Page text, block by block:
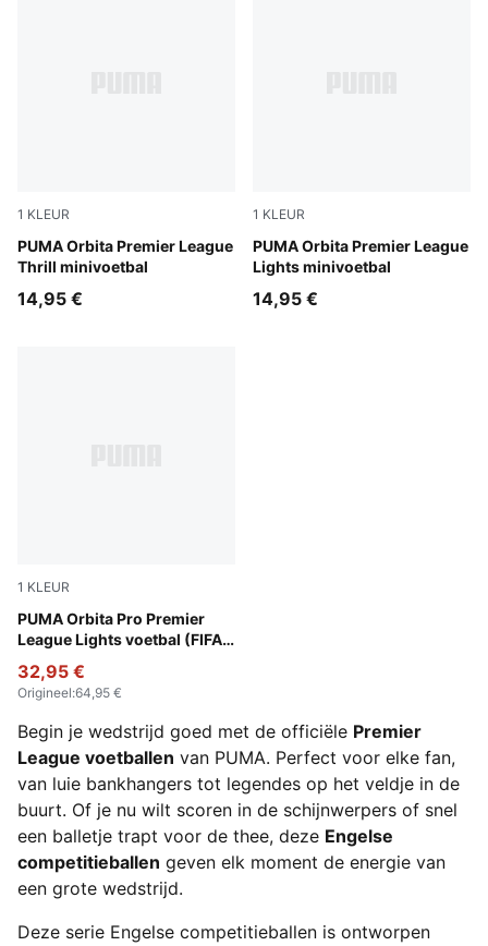
1 KLEUR
PUMA Orbita Premier League
Thrill minivoetbal
PUMA White-multicolor
14,95 €
1 KLEUR
PUMA Orbita Premier League
Lights minivoetbal
Fluo Yellow-multicolor
14,95 €
1 KLEUR
PUMA Orbita Pro Premier
League Lights voetbal (FIFA®
Fluo Yellow-multicolor
32,95 €
Origineel:64,95 €
Begin je wedstrijd goed met de officiële Premier
League voetballen van PUMA. Perfect voor elke fan,
van luie bankhangers tot legendes op het veldje in de
buurt. Of je nu wilt scoren in de schijnwerpers of snel
een balletje trapt voor de thee, deze Engelse
competitieballen geven elk moment de energie van
een grote wedstrijd.
Deze serie Engelse competitieballen is ontworpen